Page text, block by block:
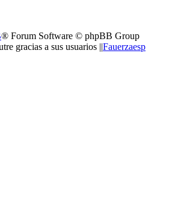
® Forum Software © phpBB Group
gracias a sus usuarios ||Fauerzaesp